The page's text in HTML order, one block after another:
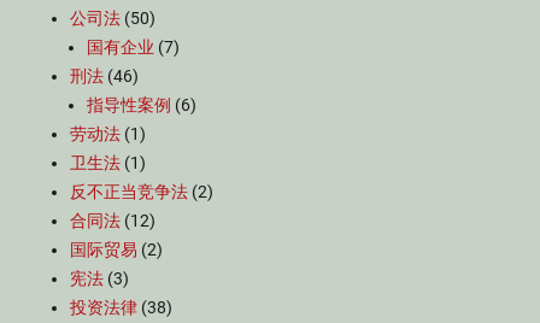
公司法 (50)
国有企业 (7)
刑法 (46)
指导性案例 (6)
劳动法 (1)
卫生法 (1)
反不正当竞争法 (2)
合同法 (12)
国际贸易 (2)
宪法 (3)
投资法律 (38)